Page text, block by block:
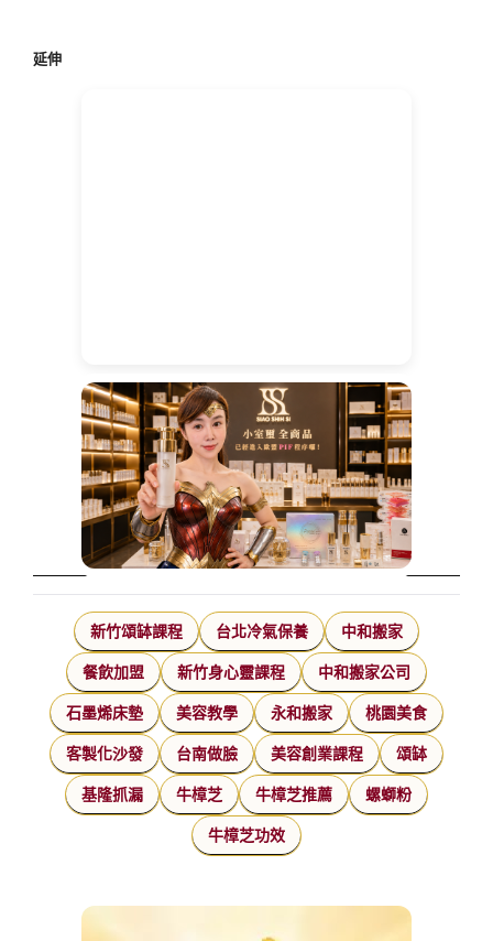
字:
延伸
新竹頌缽課程 台北冷氣保養 中和搬家
餐飲加盟 新竹身心靈課程 中和搬家公司
石墨烯床墊 美容教學 永和搬家 桃園美食
客製化沙發 台南做臉 美容創業課程 頌缽
基隆抓漏 牛樟芝 牛樟芝推薦 螺螄粉
牛樟芝功效